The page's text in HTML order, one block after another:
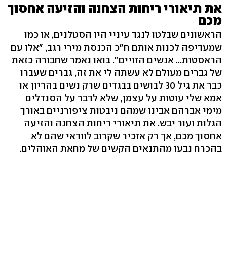
את תיאורי ריחות הצחנה והזיעה אחסוך
מכם
הראשונים שבלטו לנגד עיניי היו הסטלנים, או כמו
שמעדיפה לכנות אותם ח"כ הכנסת מירי רגב, "אלו עם
הראסטות... אנשים הזויים". בואו נאמר שחבורה כזאת
של גברים מעולם לא עשתה לי את זה, גברים שעברו
כבר את גיל 30 לבושים בבגדים שרק נשים בהריון או
אמא שלי עוטות על עצמן, שלא לדבר על הסנדלים
מימי אברהם אבינו שמהם ניבטות ציפורניים באורך
הגלות ועור יבש. את תיאורי ריחות הצחנה והזיעה
אחסוך מכם, אך רק אזכיר שקרוב לוודאי שהם לא
בהכרח נבעו מהתנאים הקשים של מחאת האוהלים.